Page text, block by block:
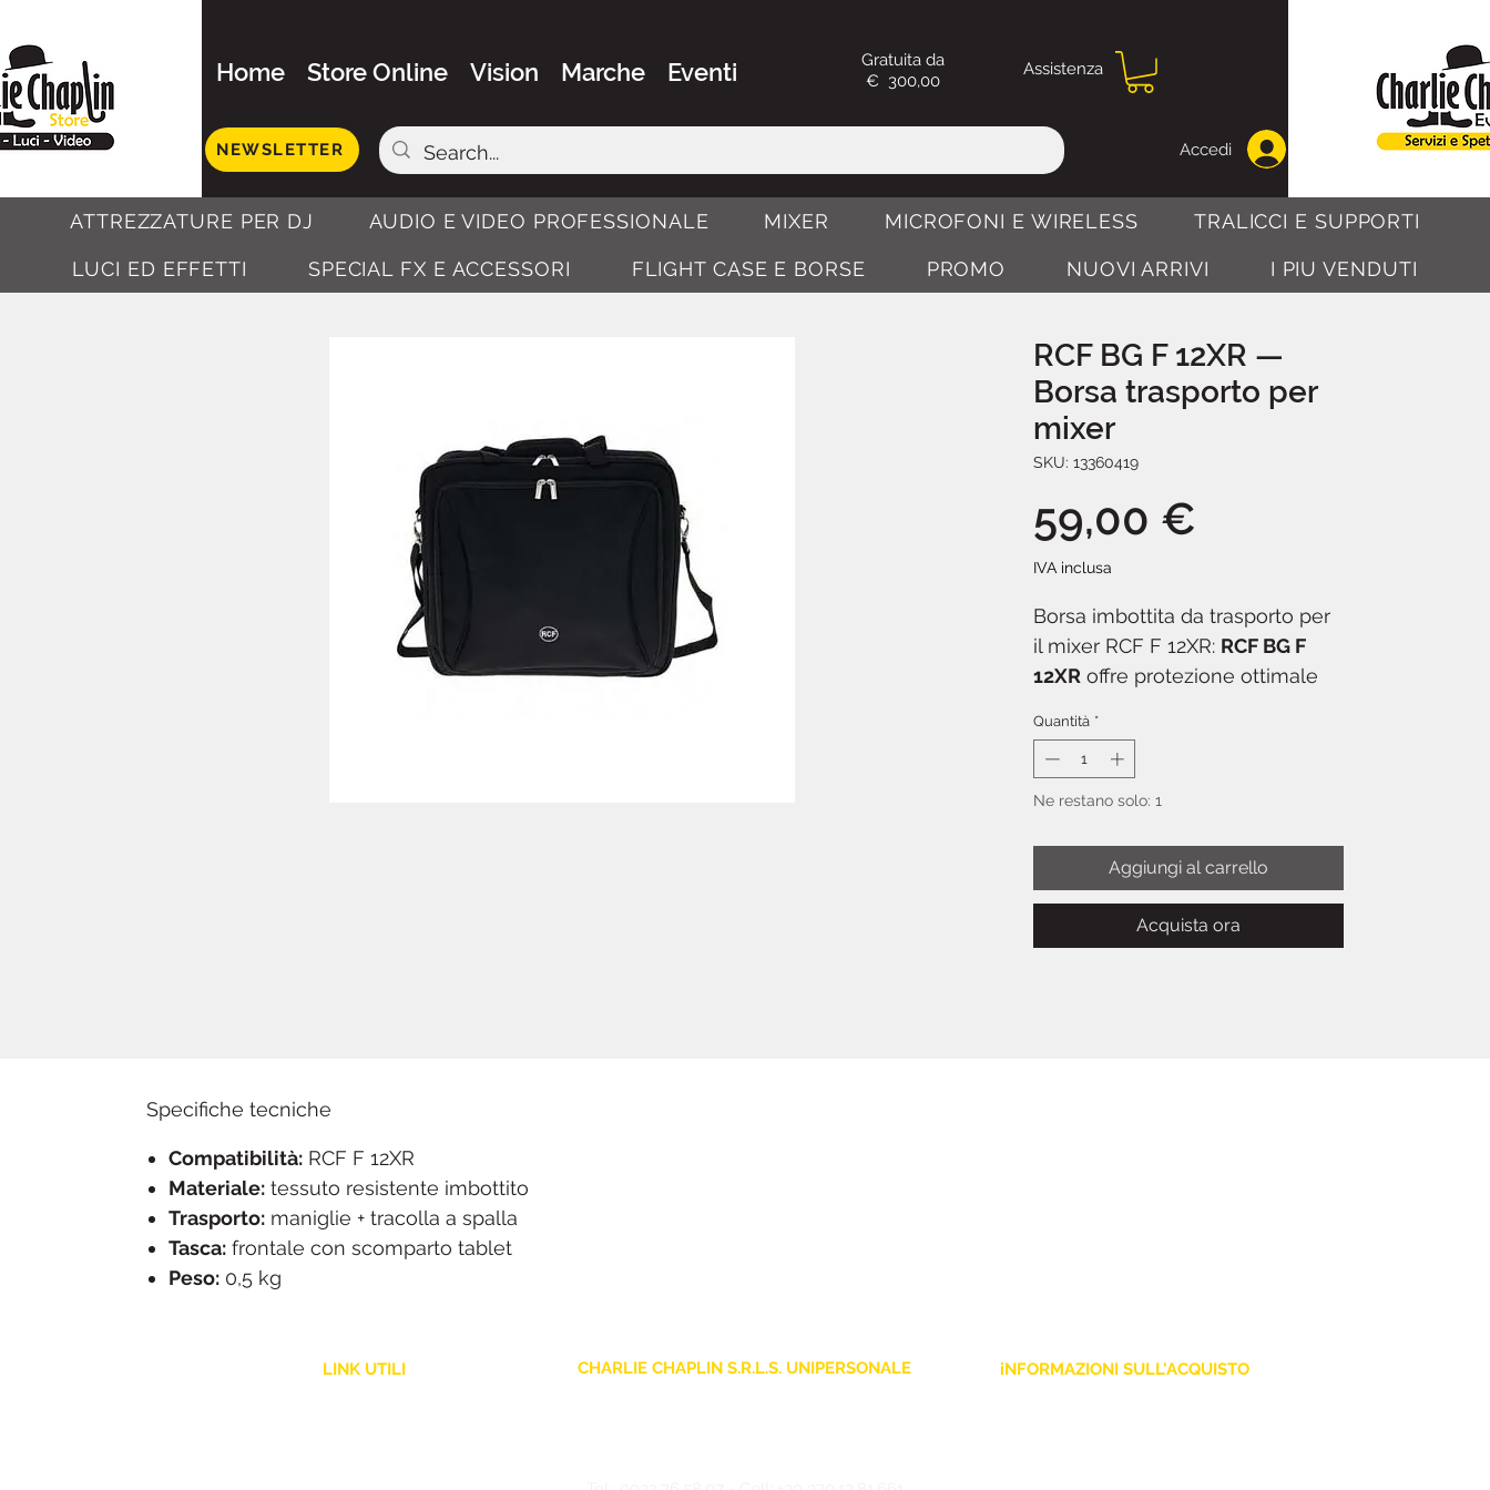
Home Store Online Vision Marche Eventi
Gratuita da
€ 300,00
Assistenza
NEWSLETTER Accedi
ATTREZZATURE PER DJ AUDIO E VIDEO PROFESSIONALE MIXER MICROFONI E WIRELESS TRALICCI E SUPPORTI
LUCI ED EFFETTI SPECIAL FX E ACCESSORI FLIGHT CASE E BORSE PROMO NUOVI ARRIVI I PIU VENDUTI
RCF BG F 12XR —
Borsa trasporto per
mixer
SKU: 13360419
59,00 €
IVA inclusa
Borsa imbottita da trasporto per
il mixer RCF F 12XR: RCF BG F
12XR offre protezione ottimale
all'imbottitura interna e alla
costruzione in tessuto resistente.
Dotata di maniglie, tracolla a
compartimento per tablet o altri
accessori.
Quantità *
Ne restano solo: 1
Aggiungi al carrello
Acquista ora
Specifiche tecniche
Compatibilità: RCF F 12XR
Materiale: tessuto resistente imbottito
Trasporto: maniglie + tracolla a spalla
Tasca: frontale con scomparto tablet
Peso: 0,5 kg
LINK UTILI CHARLIE CHAPLIN S.R.L.S. UNIPERSONALE iNFORMAZIONI SULL'ACQUISTO